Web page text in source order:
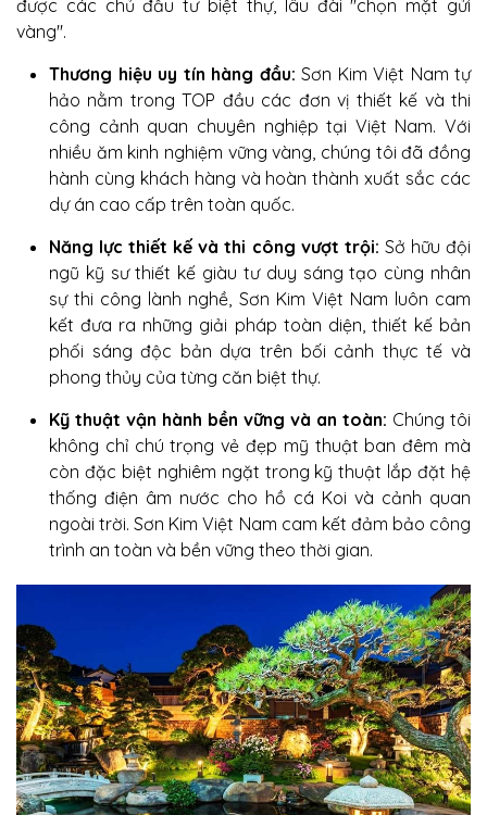
được các chủ đầu tư biệt thự, lâu đài "chọn mặt gửi
vàng".
Thương hiệu uy tín hàng đầu: Sơn Kim Việt Nam tự
hảo nằm trong TOP đầu các đơn vị thiết kế và thi
công cảnh quan chuyên nghiệp tại Việt Nam. Với
nhiều ăm kinh nghiệm vững vàng, chúng tôi đã đồng
hành cùng khách hàng và hoàn thành xuất sắc các
dự án cao cấp trên toàn quốc.
Năng lực thiết kế và thi công vượt trội: Sở hữu đội
ngũ kỹ sư thiết kế giàu tư duy sáng tạo cùng nhân
sự thi công lành nghề, Sơn Kim Việt Nam luôn cam
kết đưa ra những giải pháp toàn diện, thiết kế bản
phối sáng độc bản dựa trên bối cảnh thực tế và
phong thủy của từng căn biệt thự.
Kỹ thuật vận hành bền vững và an toàn: Chúng tôi
không chỉ chú trọng vẻ đẹp mỹ thuật ban đêm mà
còn đặc biệt nghiêm ngặt trong kỹ thuật lắp đặt hệ
thống điện âm nước cho hồ cá Koi và cảnh quan
ngoài trời. Sơn Kim Việt Nam cam kết đảm bảo công
trình an toàn và bền vững theo thời gian.